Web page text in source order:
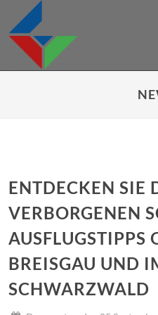
ENTDECKEN SIE
VERBORGENEN
AUSFLUGSTIPPS
BREISGAU UND
SCHWARZWALD